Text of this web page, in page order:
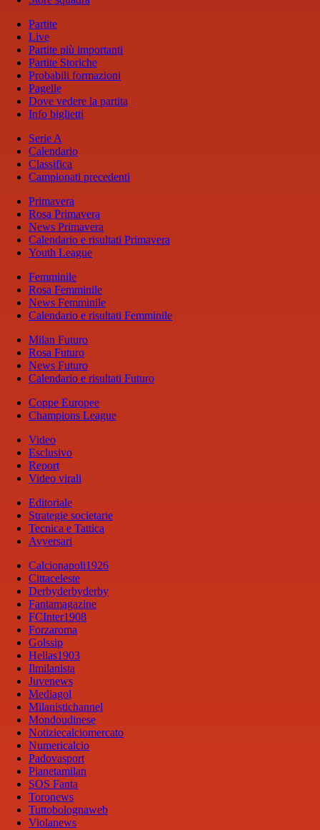
Partite
Live
Partite più importanti
Partite Storiche
Probabili formazioni
Pagelle
Dove vedere la partita
Info biglietti
Serie A
Calendario
Classifica
Campionati precedenti
Primavera
Rosa Primavera
News Primavera
Calendario e risultati Primavera
Youth League
Femminile
Rosa Femminile
News Femminile
Calendario e risultati Femminile
Milan Futuro
Rosa Futuro
News Futuro
Calendario e risultati Futuro
Coppe Europee
Champions League
Video
Esclusivo
Report
Video virali
Editoriale
Strategie societarie
Tecnica e Tattica
Avversari
Calcionapoli1926
Cittaceleste
Derbyderbyderby
Fantamagazine
FCInter1908
Forzaroma
Golssip
Hellas1903
Ilmilanista
Juvenews
Mediagol
Milanistichannel
Mondoudinese
Notiziecalciomercato
Numericalcio
Padovasport
Pianetamilan
SOS Fanta
Toronews
Tuttobolognaweb
Violanews